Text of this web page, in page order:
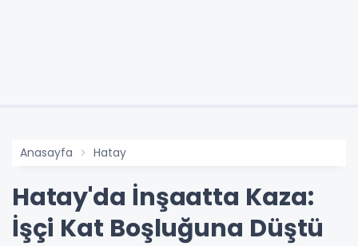
Anasayfa Hatay
Hatay'da İnşaatta Kaza:
İşçi Kat Boşluğuna Düştü